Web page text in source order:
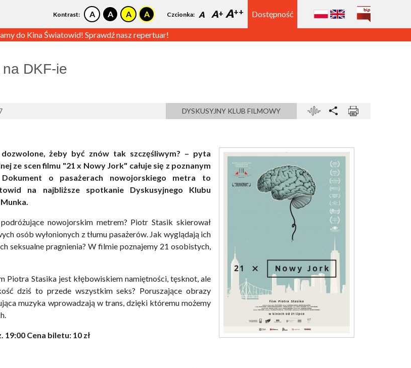
Kontrast: Czcionka: A A A Dostępność
do Kina Światowid! Sprawdź nasz repertuar!
DKF-ie
DYSKUSYJNY KLUB FILMOWY
żeby być znów tak szczęśliwym? – pyta
ze scen filmu "21 x Nowy Jork" całuje się z poznanym
Dokument o pasażerach nowojorskiego metra to
na najbliższe spotkanie Dyskusyjnego Klubu
nowojorskim metrem? Piotr Stasik skierował
osób wyłonionych z tłumu pasażerów. Jak wyglądają ich
seksualne pragnienia? W filmie poznajemy 21 osobistych,
Piotra Stasika jest kłębowiskiem namiętności, tęsknot, ale
dziś to przede wszystkim seks? Poruszające obrazy
muzyka wprowadzają w trans, dzięki któremu możemy
Cena biletu: 10 zł